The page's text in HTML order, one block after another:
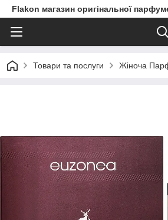
Flakon магазин оригінальної
Товари та послуги Жіноча